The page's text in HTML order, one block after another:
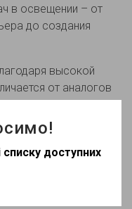
в освещении – от
до создания
высокой
от аналогов
в
серии.В
трековыми
имеют угол
списку доступних